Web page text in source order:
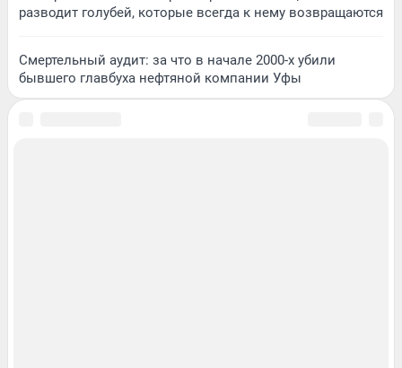
разводит голубей, которые всегда к нему возвращаются
Смертельный аудит: за что в начале 2000-х убили
бывшего главбуха нефтяной компании Уфы